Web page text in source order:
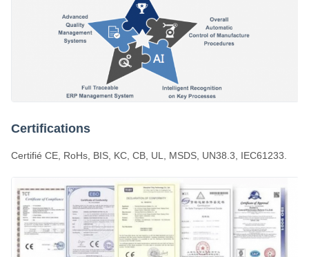
Certifications
Certifié CE, RoHs, BIS, KC, CB, UL, MSDS, UN38.3, IEC61233.